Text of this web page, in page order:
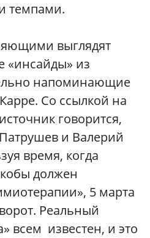
темпами.
выглядят
«инсайды» из
напоминающие
Со ссылкой на
говорится,
и Валерий
время, когда
должен
5 марта
Реальный
всем известен, и это